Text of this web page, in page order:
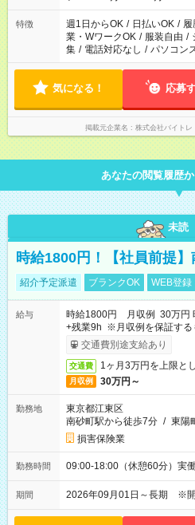
特徴 週1日からOK / 日払いOK / 履
業・WワークOK / 服装自由 /
集 / 電話対応なし / パソコン
気になる！ 応募
掲載元企業名 株式会社バイトレ
あなたの閲覧履歴
未読
時給1800円！【社員前提
紹介予定派遣 ブランクOK WEB登録
給与
時給1800円 月収例 30万円
+残業9h ※月収例を保証する
交通費別途支給あり
交通費 1ヶ月3万円を上限と
月収例 30万円～
勤務地
東京都江東区
南砂町駅から徒歩7分 / 東陽
損害保険業
勤務時間 09:00-18:00（休憩60分）実
期間 2026年09月01日～長期 ※